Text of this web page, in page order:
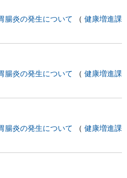
腸炎の発生について 健康増進課
腸炎の発生について 健康増進課
腸炎の発生について 健康増進課